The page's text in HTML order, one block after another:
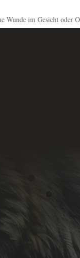
Wunde im Gesicht oder